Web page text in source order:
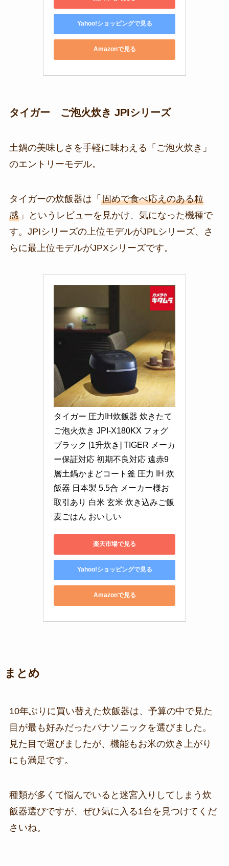
Yahoo!ショッピングで見る
Amazonで見る
タイガー ご泡火炊き JPIシリーズ
土鍋の美味しさを手軽に味わえる「ご泡火炊き」
のエントリーモデル。
タイガーの炊飯器は「 固めで食べ応えのある粒
感」というレビューを見かけ、気になった機種で
す。JPIシリーズの上位モデルがJPLシリーズ、さ
らに最上位モデルがJPXシリーズです。
タイガー 圧力IH炊飯器 炊きたて
ご泡火炊き JPI-X180KX フォグ
ブラック [1升炊き] TIGER メーカ
ー保証対応 初期不良対応 遠赤9
層土鍋かまどコート釜 圧力 IH 炊
飯器 日本製 5.5合 メーカー様お
取引あり 白米 玄米 炊き込みご飯
麦ごはん おいしい
楽天市場で見る
Yahoo!ショッピングで見る
Amazonで見る
まとめ
10年ぶりに買い替えた炊飯器は、予算の中で見た
目が最も好みだったパナソニックを選びました。
見た目で選びましたが、機能もお米の炊き上がり
にも満足です。
種類が多くて悩んでいると迷宮入りしてしまう炊
飯器選びですが、ぜひ気に入る1台を見つけてくだ
さいね。